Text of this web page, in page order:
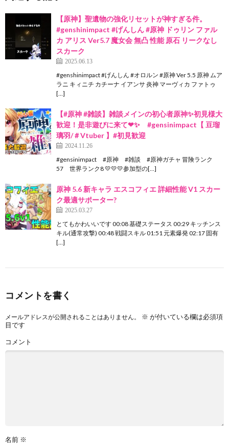
【原神】聖遺物の強化リセットが神すぎる件。
#genshinimpact #げんしん #原神 ドゥリン ファル
カ アリス Ver5.7 魔女会 無凸 性能 原石 リークなし
スカーク
2025.06.13
#genshinimpact #げんしん #オロルン #原神 Ver 5.5 原神 ムア
ラニ キィニチ カチーナ イアンサ 炎神 マーヴィカ ファトゥ
[…]
【#原神 #雑談】雑談メインの初心者原神✨初見様大
歓迎！是非遊びに来て❤✨ #gensinimpact【 豆瑠
璃羽/＃Vtuber 】#初見歓迎
2024.11.26
#gensinimpact #原神 #雑談 #原神ガチャ 冒険ランク
57 世界ランク8 💛💛💛参加型の[…]
原神 5.6 新キャラ エスコフィエ 詳細性能 V1 スカー
ク最適サポーター?
2025.03.27
とてもかわいいです 00:08 基礎ステータス 00:29 キッチンス
キル(通常攻撃) 00:48 戦闘スキル 01:51 元素爆発 02:17 固有
[…]
コメントを書く
メールアドレスが公開されることはありません。 ※ が付いている欄は必須項
目です
コメント
名前 ※